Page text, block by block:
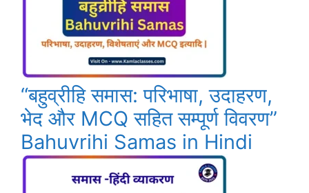
“बहुव्रीहि समास: परिभाषा, उदाहरण,
भेद और MCQ सहित सम्पूर्ण विवरण”
Bahuvrihi Samas in Hindi